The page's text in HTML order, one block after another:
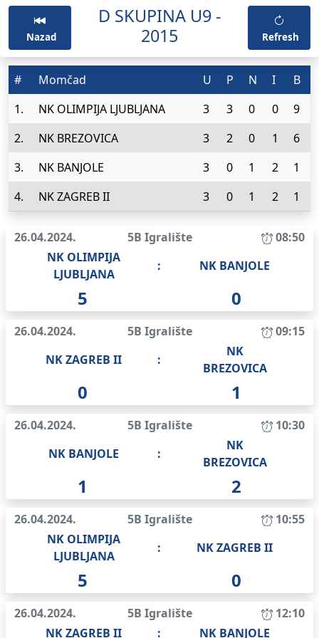
Nazad
D SKUPINA U9 -
2015
Refresh
# Momčad U P N I
B
1.
NK OLIMPIJA LJUBLJANA 3 3 0 0
9
2.
NK BREZOVICA 3 2 0 1
6
3.
NK BANJOLE 3 0 1 2
1
4.
NK ZAGREB II 3 0 1 2 1
26.04.2024. 5B Igralište
08:50
NK OLIMPIJA
LJUBLJANA
: NK BANJOLE
5 0
26.04.2024. 5B Igralište
09:15
NK ZAGREB II
:
NK
BREZOVICA
0 1
26.04.2024. 5B Igralište
10:30
NK BANJOLE
:
NK
BREZOVICA
1 2
26.04.2024. 5B Igralište
10:55
NK OLIMPIJA
LJUBLJANA
: NK ZAGREB II
5 0
26.04.2024. 5B Igralište
12:10
NK ZAGREB II
: NK BANJOLE